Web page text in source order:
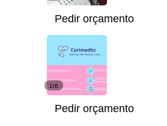
Pedir orçamento
1/6
Pedir orçamento